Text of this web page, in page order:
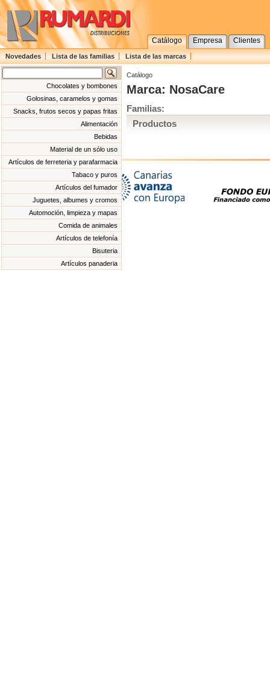
Catálogo Empresa Clientes
Novedades Lista de las familias Lista de las marcas
Catálogo
Marca: NosaCare
Familias:
Productos
Chocolates y bombones
Golosinas, caramelos y gomas
Snacks, frutos secos y papas fritas
Alimentación
Bebidas
Material de un sólo uso
Artículos de ferreteria y parafarmacia
Tabaco y puros
Artículos del fumador
Juguetes, albumes y cromos
Automoción, limpieza y mapas
Comida de animales
Artículos de telefonía
Bisuteria
Artículos panaderia